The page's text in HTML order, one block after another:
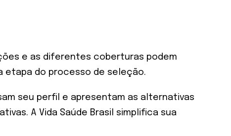
e as diferentes coberturas podem
etapa do processo de seleção.
seu perfil e apresentam as alternativas
A Vida Saúde Brasil simplifica sua